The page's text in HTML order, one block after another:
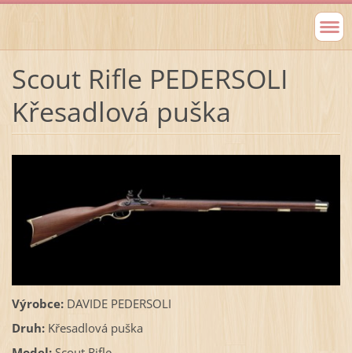
Scout Rifle PEDERSOLI
Křesadlová puška
Výrobce:DAVIDE PEDERSOLI
Druh:Křesadlová puška